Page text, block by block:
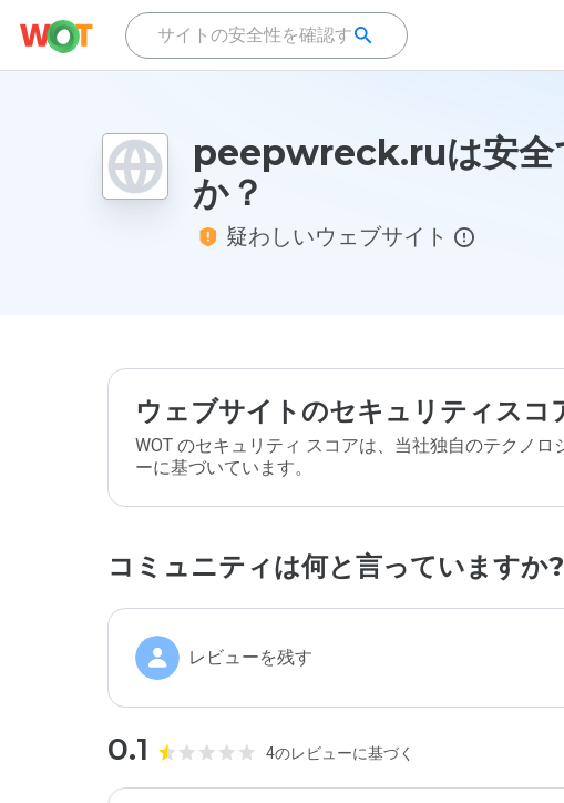
peepwreck.ruは安全
か？
疑わしいウェブサイト
ウェブサイトのセキュリティスコ
WOT のセキュリティ スコアは、当社独自のテクノ
ーに基づいています。
コミュニティは何と言っていますか?
レビューを残す
0.1 4のレビューに基づく